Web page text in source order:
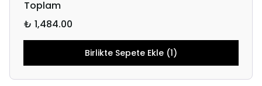
Toplam
₺ 1,484.00
Birlikte Sepete Ekle (1)